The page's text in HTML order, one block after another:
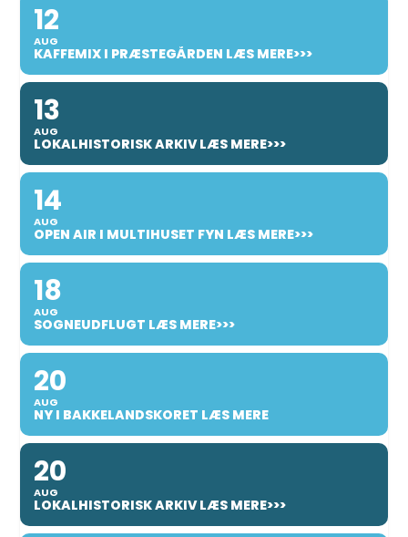
12
AUG
KAFFEMIX I PRÆSTEGÅRDEN LÆS MERE>>>
13
AUG
LOKALHISTORISK ARKIV LÆS MERE>>>
14
AUG
OPEN AIR I MULTIHUSET FYN LÆS MERE>>>
18
AUG
SOGNEUDFLUGT LÆS MERE>>>
20
AUG
NY I BAKKELANDSKORET LÆS MERE
20
AUG
LOKALHISTORISK ARKIV LÆS MERE>>>